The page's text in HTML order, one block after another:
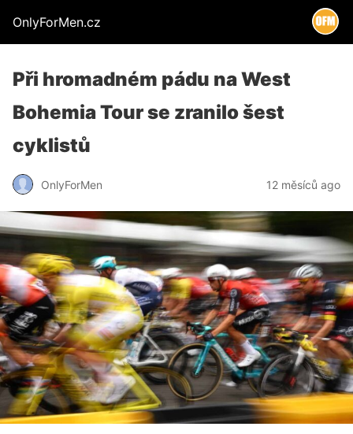
OnlyForMen.cz
Při hromadném pádu na West
Bohemia Tour se zranilo šest
cyklistů
OnlyForMen 12 měsíců ago